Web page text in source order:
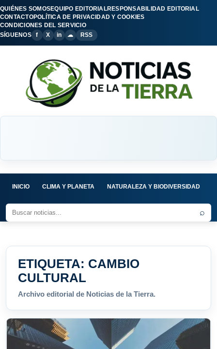
QUIÉNES SOMOSEQUIPO EDITORIALRESPONSABILIDAD EDITORIAL
CONTACTOPOLÍTICA DE PRIVACIDAD Y COOKIES
CONDICIONES DEL SERVICIO
SÍGUENOS
f X in ☁ RSS
INICIO CLIMA Y PLANETA NATURALEZA Y BIODIVERSIDAD
⌕
ETIQUETA: CAMBIO
CULTURAL
Archivo editorial de Noticias de la Tierra.